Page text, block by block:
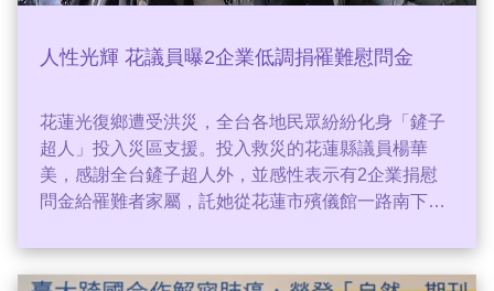
人性光輝 花議員曝2企業低調捐罹難慰問金
花蓮光復鄉遭受洪災，全台各地民眾紛紛化身「鏟子
超人」投入災區支援。投入救災的花蓮縣議員楊華
美，感謝全台鏟子超人外，並感性表示有2企業捐慰
問金給罹難者家屬，託她從花蓮市殯儀館一路南下，
有失去親人的家屬，才知道有多麼傷痛，致贈慰問
金，就是我們的棉薄之力。」（記者：簡浩正）